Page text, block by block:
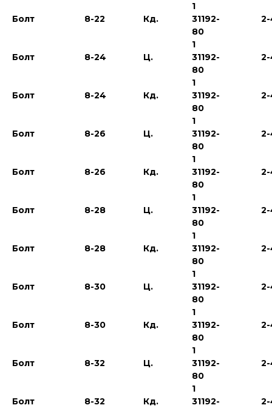
Болт 8-22 Кд.
1
31192-
80
Болт 8-24 Ц.
1
31192-
80
Болт 8-24 Кд.
1
31192-
80
Болт 8-26 Ц.
1
31192-
80
Болт 8-26 Кд.
1
31192-
80
Болт 8-28 Ц.
1
31192-
80
Болт 8-28 Кд.
1
31192-
80
Болт 8-30 Ц.
1
31192-
80
Болт 8-30 Кд.
1
31192-
80
Болт 8-32 Ц.
1
31192-
80
Болт 8-32 Кд.
1
31192-